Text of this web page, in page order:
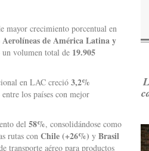
mayor crecimiento porcentual en
Aerolíneas de América Latina y
un volumen total de 19.905
en LAC creció 3,2%
los países con mejor
del 58%, consolidándose como
rutas con Chile (+26%) y Brasil
transporte aéreo para productos